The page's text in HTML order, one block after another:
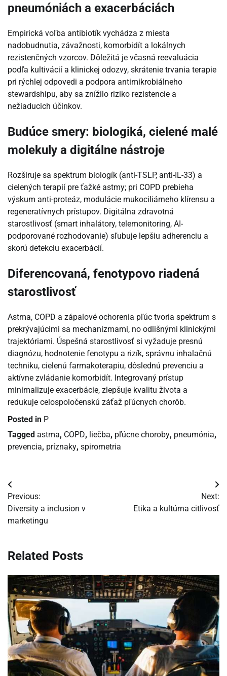
pneumóniách a exacerbáciách
Empirická voľba antibiotík vychádza z miesta
nadobudnutia, závažnosti, komorbidít a lokálnych
rezistenčných vzorcov. Dôležitá je včasná reevaluácia
podľa kultivácií a klinickej odozvy, skrátenie trvania terapie
pri rýchlej odpovedi a podpora antimikrobiálneho
stewardshipu, aby sa znížilo riziko rezistencie a
nežiaducich účinkov.
Budúce smery: biologiká, cielené malé
molekuly a digitálne nástroje
Rozširuje sa spektrum biologík (anti-TSLP, anti-IL-33) a
cielených terapií pre ťažké astmy; pri COPD prebieha
výskum anti-proteáz, modulácie mukociliárneho klírensu a
regeneratívnych prístupov. Digitálna zdravotná
starostlivosť (smart inhalátory, telemonitoring, AI-
podporované rozhodovanie) sľubuje lepšiu adherenciu a
skorú detekciu exacerbácií.
Diferencovaná, fenotypovo riadená
starostlivosť
Astma, COPD a zápalové ochorenia pľúc tvoria spektrum s
prekrývajúcimi sa mechanizmami, no odlišnými klinickými
trajektóriami. Úspešná starostlivosť si vyžaduje presnú
diagnózu, hodnotenie fenotypu a rizík, správnu inhalačnú
techniku, cielenú farmakoterapiu, dôslednú prevenciu a
aktívne zvládanie komorbidít. Integrovaný prístup
minimalizuje exacerbácie, zlepšuje kvalitu života a
redukuje celospoločenskú záťaž pľúcnych chorôb.
Posted in P
Tagged astma, COPD, liečba, pľúcne choroby, pneumónia,
prevencia, príznaky, spirometria
Navigácia
v
článku
Previous:
Diversity a inclusion v
marketingu
Next:
Etika a kultúrna citlivosť
Related Posts